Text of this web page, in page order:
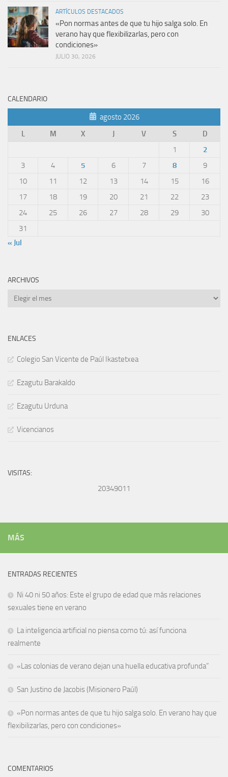
ARTÍCULOS DESTACADOS
«Pon normas antes de que tu hijo salga solo. En
verano hay que flexibilizarlas, pero con
condiciones»
JULIO 30, 2026
CALENDARIO
agosto 2026
L
M X J V S
D
1
2
3
4 5 6 7 8
9
10
11 12 13 14 15
16
17
18 19 20 21 22
23
24
25 26 27 28 29
30
31
« Jul
ARCHIVOS
Archivos
ENLACES
Colegio San Vicente de Paúl Ikastetxea
Ezagutu Barakaldo
Ezagutu Urduna
Vicencianos
VISITAS:
20349011
MÁS
ENTRADAS RECIENTES
Ni 40 ni 50 años: Este el grupo de edad que más relaciones
sexuales tiene en verano
La inteligencia artificial no piensa como tú: así funciona
realmente
«Las colonias de verano dejan una huella educativa profunda”
San Justino de Jacobis (Misionero Paúl)
«Pon normas antes de que tu hijo salga solo. En verano hay que
flexibilizarlas, pero con condiciones»
COMENTARIOS